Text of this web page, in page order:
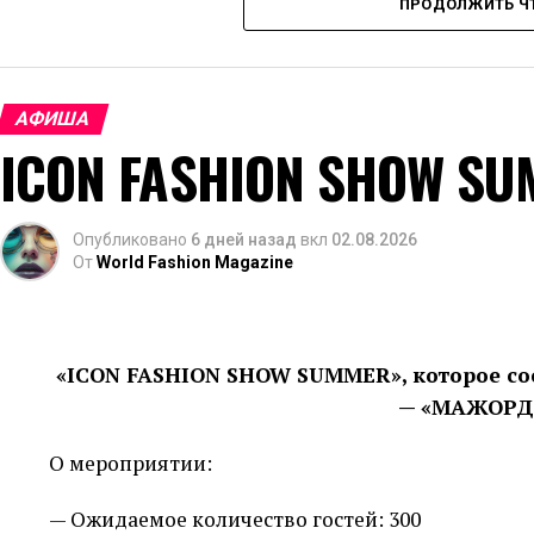
иностранные бренды. Также запланированы
фестиваль короткометражных фильмов World
приобрести одежду, обувь и аксессуары в
ПРОДОЛЖИТЬ
АФИША
ICON FASHION SHOW
Опубликовано 6 дней назад вкл 02.08.2026
ОтWorld Fashion Magazine
«ICON FASHION SHOW SUMMER», которое
—
О мероприятии:
— Ожидаемое количество гостей: 300